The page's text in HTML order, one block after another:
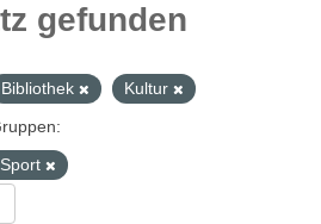
gefunden
Bibliothek
Kultur